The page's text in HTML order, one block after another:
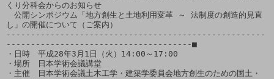
くり分科会からのお知らせ
公開シンポジウム「地方創生と土地利用変革 ～ 法制度の創造的見直
し」の開催について（ご案内）
-----------------------------------------------------
--------------------------------------■
・日時　平成28年3月1日（火）14:00～17:00
・場所　日本学術会議講堂
・主催　日本学術会議土木工学・建築学委員会地方創生のための国土・